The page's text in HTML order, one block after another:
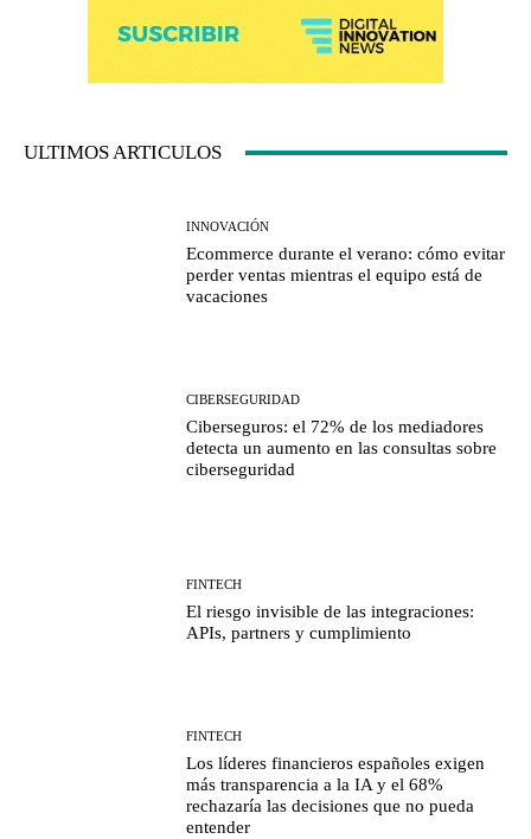
ULTIMOS ARTICULOS
INNOVACIÓN
Ecommerce durante el verano: cómo evitar
perder ventas mientras el equipo está de
vacaciones
CIBERSEGURIDAD
Ciberseguros: el 72% de los mediadores
detecta un aumento en las consultas sobre
ciberseguridad
FINTECH
El riesgo invisible de las integraciones:
APIs, partners y cumplimiento
FINTECH
Los líderes financieros españoles exigen
más transparencia a la IA y el 68%
rechazaría las decisiones que no pueda
entender